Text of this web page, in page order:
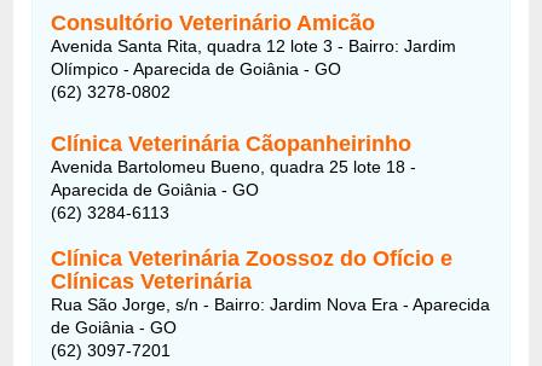
Consultório Veterinário Amicão
Avenida Santa Rita, quadra 12 lote 3 - Bairro: Jardim
Olímpico - Aparecida de Goiânia - GO
(62) 3278-0802
Clínica Veterinária Cãopanheirinho
Avenida Bartolomeu Bueno, quadra 25 lote 18 -
Aparecida de Goiânia - GO
(62) 3284-6113
Clínica Veterinária Zoossoz do Ofício e
Clínicas Veterinária
Rua São Jorge, s/n - Bairro: Jardim Nova Era - Aparecida
de Goiânia - GO
(62) 3097-7201